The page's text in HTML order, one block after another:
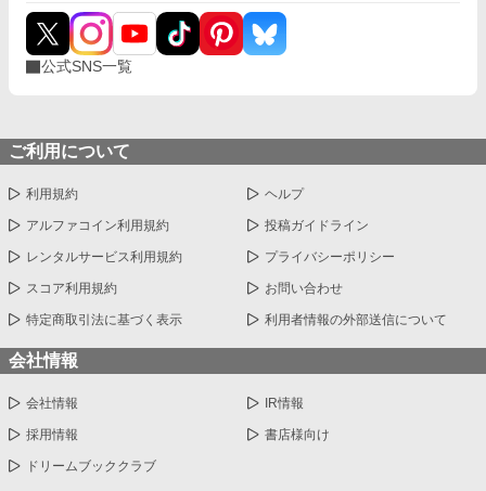
公式SNS一覧
ご利用について
利用規約 ヘルプ
アルファコイン利用規約 投稿ガイドライン
レンタルサービス利用規約 プライバシーポリシー
スコア利用規約 お問い合わせ
特定商取引法に基づく表示 利用者情報の外部送信について
会社情報
会社情報 IR情報
採用情報 書店様向け
ドリームブッククラブ